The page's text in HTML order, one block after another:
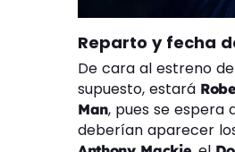
Reparto y fecha
De cara al estreno de
supuesto, estará
Man, pues se espera
deberían aparecer